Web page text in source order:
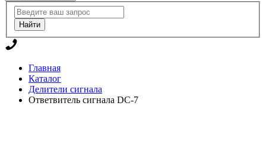
Главная
Каталог
Делители сигнала
Ответвитель сигнала DC-7